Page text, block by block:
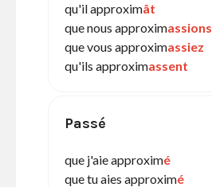
qu'il approximât
que nous approximassions
que vous approximassiez
qu'ils approximassent
Passé
que j'aie approximé
que tu aies approximé